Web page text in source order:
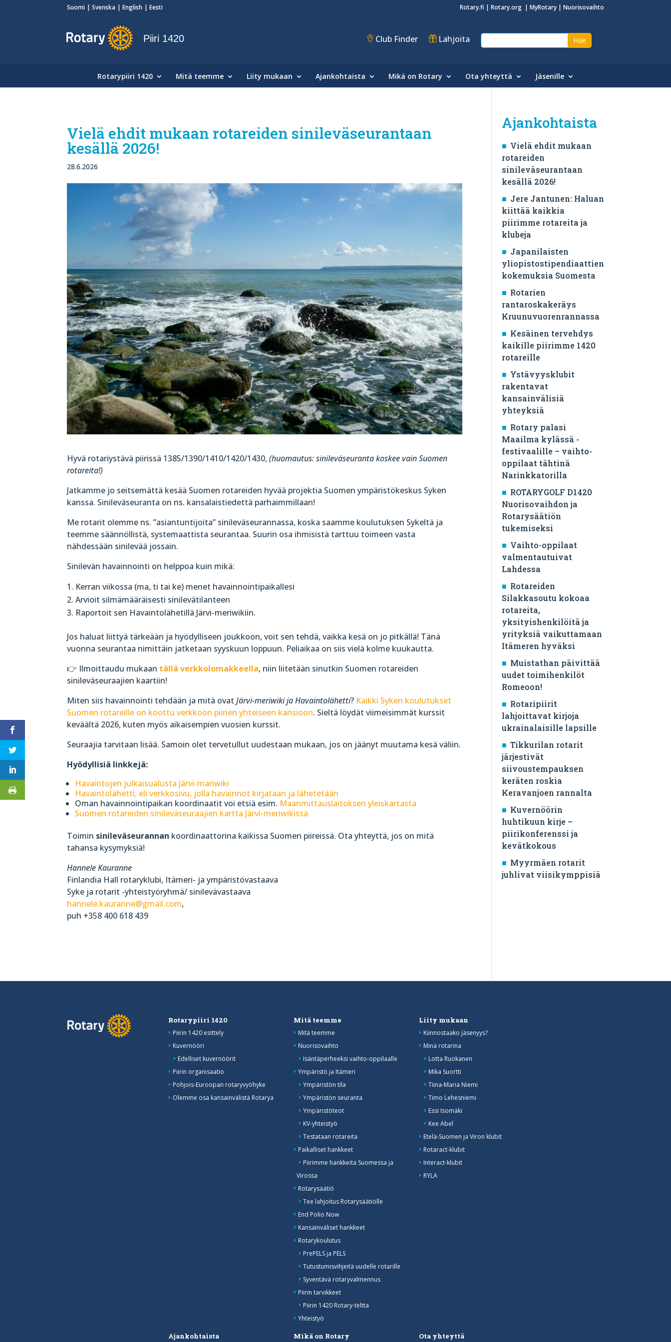
Suomi Svenska English Eesti Rotary.fi | Rotary.org | MyRotary| Nuorisovaihto
Piiri 1420 Club Finder Lahjoita
Rotarypiiri 1420 Mitä teemme Liity mukaan Ajankohtaista Mikä on Rotary Ota yhteyttä Jäsenille
Vielä ehdit mukaan rotareiden sinileväseurantaan
kesällä 2026!
28.6.2026
Hyvä rotariystävä piirissä 1385/1390/1410/1420/1430,(huomautus: sinileväseuranta koskee vain Suomen
rotareita!)
Jatkamme jo seitsemättä kesää Suomen rotareiden hyvää projektia Suomen ympäristökeskus Syken
kanssa. Sinileväseuranta on ns. kansalaistiedettä parhaimmillaan!
Me rotarit olemme ns. ”asiantuntijoita” sinileväseurannassa, koska saamme koulutuksen Sykeltä ja
teemme säännöllistä, systemaattista seurantaa. Suurin osa ihmisistä tarttuu toimeen vasta
nähdessään sinilevää jossain.
Sinilevän havainnointi on helppoa kuin mikä:
Kerran viikossa (ma, ti tai ke) menet havainnointipaikallesi
Arvioit silmämääräisesti sinilevätilanteen
Raportoit sen Havaintolähetillä Järvi-meriwikiin.
Jos haluat liittyä tärkeään ja hyödylliseen joukkoon, voit sen tehdä, vaikka kesä on jo pitkällä! Tänä
vuonna seurantaa nimittäin jatketaan syyskuun loppuun. Peliaikaa on siis vielä kolme kuukautta.
👉 Ilmoittaudu mukaan tällä verkkolomakkeella, niin liitetään sinutkin Suomen rotareiden
sinileväseuraajien kaartiin!
Miten siis havainnointi tehdään ja mitä ovatJärvi-meriwiki ja Havaintolähetti? Kaikki Syken koulutukset
Suomen rotareille on koottu verkkoon piirien yhteiseen kansioon. Sieltä löydät viimeisimmät kurssit
keväältä 2026, kuten myös aikaisempien vuosien kurssit.
Seuraajia tarvitaan lisää. Samoin olet tervetullut uudestaan mukaan, jos on jäänyt muutama kesä väliin.
Hyödyllisiä linkkejä:
Havaintojen julkaisualusta Järvi-mariwiki
Havaintolähetti, eli verkkosivu, jolla havainnot kirjataan ja lähetetään
Oman havainnointipaikan koordinaatit voi etsiä esim. Maanmittauslaitoksen yleiskartasta
Suomen rotareiden sinileväseuraajien kartta Järvi-meriwikissä
Toimin sinileväseurannan koordinaattorina kaikissa Suomen piireissä. Ota yhteyttä, jos on mitä
tahansa kysymyksiä!
Hannele Kauranne
Finlandia Hall rotaryklubi, Itämeri- ja ympäristövastaava
Syke ja rotarit -yhteistyöryhmä/ sinilevävastaava
hannele.kauranne@gmail.com,
puh +358 400 618 439
Ajankohtaista
Vielä ehdit mukaan
rotareiden
sinileväseurantaan
kesällä 2026!
Jere Jantunen: Haluan
kiittää kaikkia
piirimme rotareita ja
klubeja
Japanilaisten
yliopistostipendiaattien
kokemuksia Suomesta
Rotarien
rantaroskakeräys
Kruunuvuorenrannassa
Kesäinen tervehdys
kaikille piirimme 1420
rotareille
Ystävyysklubit
rakentavat
kansainvälisiä
yhteyksiä
Rotary palasi
Maailma kylässä -
festivaalille – vaihto-
oppilaat tähtinä
Narinkkatorilla
ROTARYGOLF D1420
Nuorisovaihdon ja
Rotarysäätiön
tukemiseksi
Vaihto-oppilaat
valmentautuivat
Lahdessa
Rotareiden
Silakkasoutu kokoaa
rotareita,
yksityishenkilöitä ja
yrityksiä vaikuttamaan
Itämeren hyväksi
Muistathan päivittää
uudet toimihenkilöt
Romeoon!
Rotaripiirit
lahjoittavat kirjoja
ukrainalaisille lapsille
Tikkurilan rotarit
järjestivät
siivoustempauksen
keräten roskia
Keravanjoen rannalta
Kuvernöörin
huhtikuun kirje –
piirikonferenssi ja
kevätkokous
Myyrmäen rotarit
juhlivat viisikymppisiä
Rotarypiiri 1420
Piirin 1420 esittely
Kuvernööri
Edelliset kuvernöörit
Piirin organisaatio
Pohjois-Euroopan rotaryvyöhyke
Olemme osa kansainvälistä Rotarya
Mitä teemme
Mitä teemme
Nuorisovaihto
Isäntäperheeksi vaihto-oppilaalle
Ympäristö ja Itämeri
Ympäristön tila
Ympäristön seuranta
Ympäristöteot
KV-yhteistyö
Testataan rotareita
Paikalliset hankkeet
Piirimme hankkeita Suomessa ja
Virossa
Rotarysäätiö
Tee lahjoitus Rotarysäätiölle
End Polio Now
Kansainväliset hankkeet
Rotarykoulutus
PrePELS ja PELS
Tutustumisvihjeitä uudelle rotarille
Syventävä rotaryvalmennus
Piirin tarvikkeet
Piirin 1420 Rotary-teltta
Yhteistyö
Liity mukaan
Kiinnostaako jäsenyys?
Minä rotarina
Lotta Ruokanen
Mika Suortti
Tiina-Maria Niemi
Timo Lehesniemi
Essi Isomäki
Kee Abel
Etelä-Suomen ja Viron klubit
Rotaract-klubit
Interact-klubit
RYLA
Ajankohtaista Mikä on Rotary Ota yhteyttä